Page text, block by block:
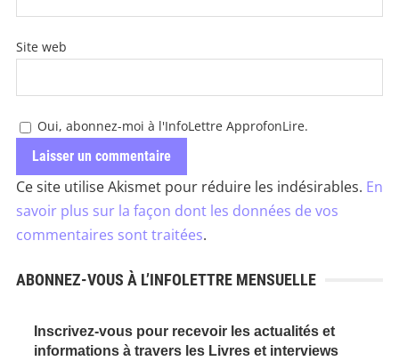
Site web
Oui, abonnez-moi à l'InfoLettre ApprofonLire.
Ce site utilise Akismet pour réduire les indésirables. En
savoir plus sur la façon dont les données de vos
commentaires sont traitées.
ABONNEZ-VOUS À L’INFOLETTRE MENSUELLE
Inscrivez-vous pour recevoir les actualités et
informations à travers les Livres et interviews